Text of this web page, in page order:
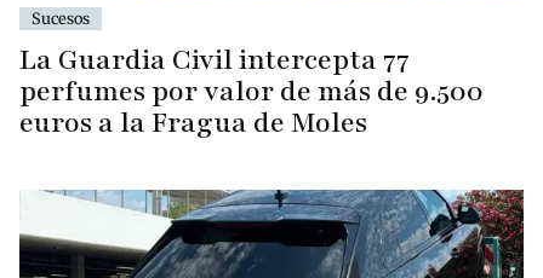
Sucesos
La Guardia Civil intercepta 77
perfumes por valor de más de 9.500
euros a la Fragua de Moles